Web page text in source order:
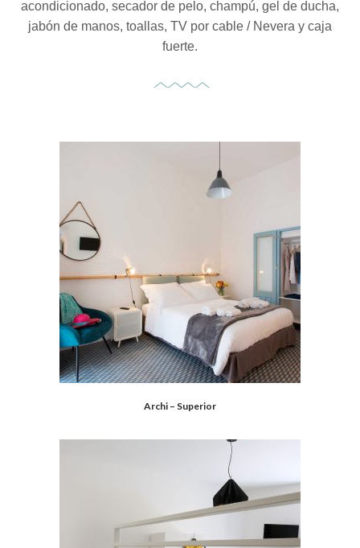
acondicionado, secador de pelo, champú, gel de ducha,
jabón de manos, toallas, TV por cable / Nevera y caja
fuerte.
Archi – Superior